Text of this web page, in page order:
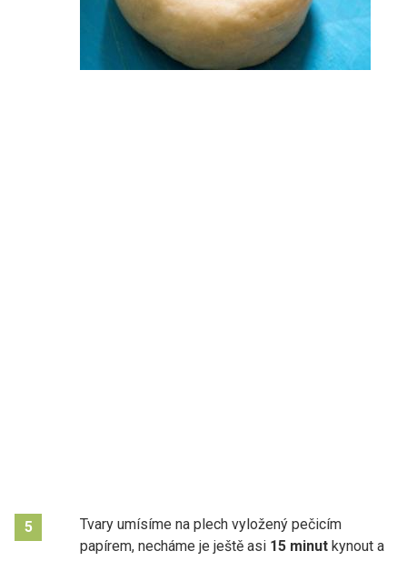
5
Tvary umísíme na plech vyložený pečicím
papírem, necháme je ještě asi 15 minut kynout a